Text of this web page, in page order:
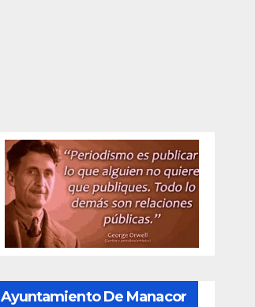
Ayuntamiento De Manacor